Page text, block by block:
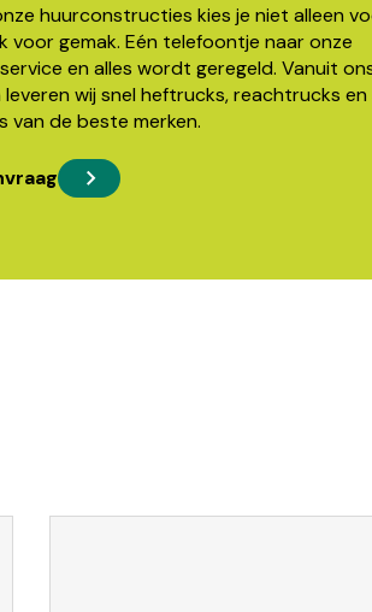
huurconstructies kies je niet alleen
voor gemak. Eén telefoontje naar onze
en alles wordt geregeld. Vanuit
leveren wij snel heftrucks, reachtrucks
van de beste merken.